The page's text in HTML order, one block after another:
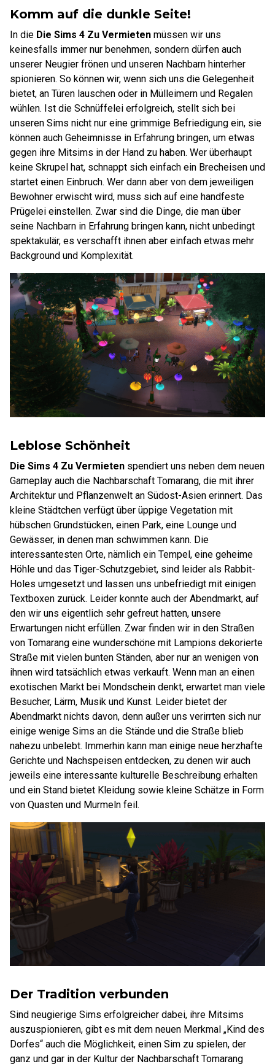
Komm auf die dunkle Seite!
In die Die Sims 4 Zu Vermieten müssen wir uns
keinesfalls immer nur benehmen, sondern dürfen auch
unserer Neugier frönen und unseren Nachbarn hinterher
spionieren. So können wir, wenn sich uns die Gelegenheit
bietet, an Türen lauschen oder in Mülleimern und Regalen
wühlen. Ist die Schnüffelei erfolgreich, stellt sich bei
unseren Sims nicht nur eine grimmige Befriedigung ein, sie
können auch Geheimnisse in Erfahrung bringen, um etwas
gegen ihre Mitsims in der Hand zu haben. Wer überhaupt
keine Skrupel hat, schnappt sich einfach ein Brecheisen und
startet einen Einbruch. Wer dann aber von dem jeweiligen
Bewohner erwischt wird, muss sich auf eine handfeste
Prügelei einstellen. Zwar sind die Dinge, die man über
seine Nachbarn in Erfahrung bringen kann, nicht unbedingt
spektakulär, es verschafft ihnen aber einfach etwas mehr
Background und Komplexität.
Leblose Schönheit
Die Sims 4 Zu Vermieten spendiert uns neben dem neuen
Gameplay auch die Nachbarschaft Tomarang, die mit ihrer
Architektur und Pflanzenwelt an Südost-Asien erinnert. Das
kleine Städtchen verfügt über üppige Vegetation mit
hübschen Grundstücken, einen Park, eine Lounge und
Gewässer, in denen man schwimmen kann. Die
interessantesten Orte, nämlich ein Tempel, eine geheime
Höhle und das Tiger-Schutzgebiet, sind leider als Rabbit-
Holes umgesetzt und lassen uns unbefriedigt mit einigen
Textboxen zurück. Leider konnte auch der Abendmarkt, auf
den wir uns eigentlich sehr gefreut hatten, unsere
Erwartungen nicht erfüllen. Zwar finden wir in den Straßen
von Tomarang eine wunderschöne mit Lampions dekorierte
Straße mit vielen bunten Ständen, aber nur an wenigen von
ihnen wird tatsächlich etwas verkauft. Wenn man an einen
exotischen Markt bei Mondschein denkt, erwartet man viele
Besucher, Lärm, Musik und Kunst. Leider bietet der
Abendmarkt nichts davon, denn außer uns verirrten sich nur
einige wenige Sims an die Stände und die Straße blieb
nahezu unbelebt. Immerhin kann man einige neue herzhafte
Gerichte und Nachspeisen entdecken, zu denen wir auch
jeweils eine interessante kulturelle Beschreibung erhalten
und ein Stand bietet Kleidung sowie kleine Schätze in Form
von Quasten und Murmeln feil.
Der Tradition verbunden
Sind neugierige Sims erfolgreicher dabei, ihre Mitsims
auszuspionieren, gibt es mit dem neuen Merkmal „Kind des
Dorfes“ auch die Möglichkeit, einen Sim zu spielen, der
ganz und gar in der Kultur der Nachbarschaft Tomarang